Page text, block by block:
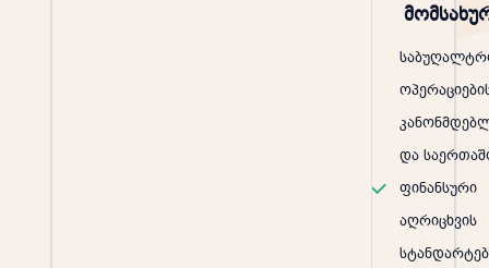
და
ფინანსური
აღრიცხვის